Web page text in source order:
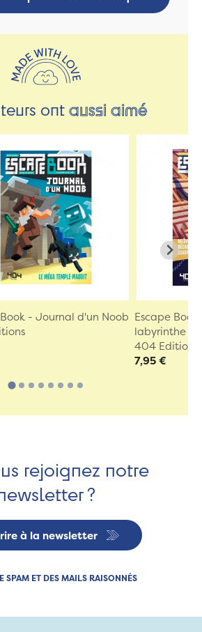
ontaussi aimé
- Journal d'un Noob Escape
labyrinthe ...
404 Editions
7,95 €
rejoignez notre
?
à la newsletter
SPAM ET DES MAILS RAISONNÉS